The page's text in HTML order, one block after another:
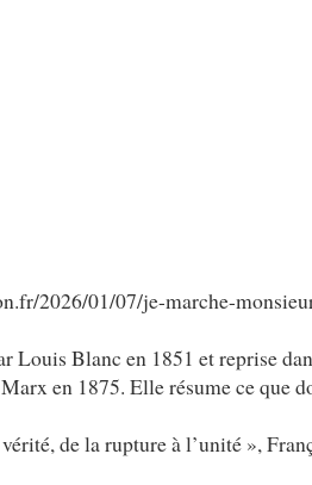
2026/01/07/je-marche-
Louis Blanc en 1851 et reprise
en 1875. Elle résume ce que
de la rupture à l’unité »,